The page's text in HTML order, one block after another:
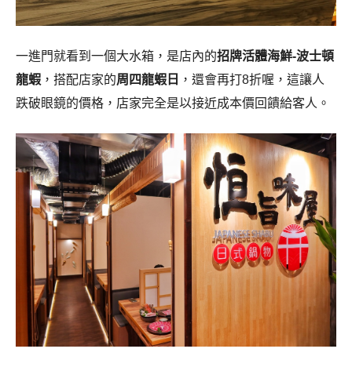
一進門就看到一個大水箱，是店內的招牌活體海鮮-波士頓
龍蝦 ，搭配店家的周四龍蝦日 ，還會再打8折喔，這讓人
跌破眼鏡的價格，店家完全是以接近成本價回饋給客人。